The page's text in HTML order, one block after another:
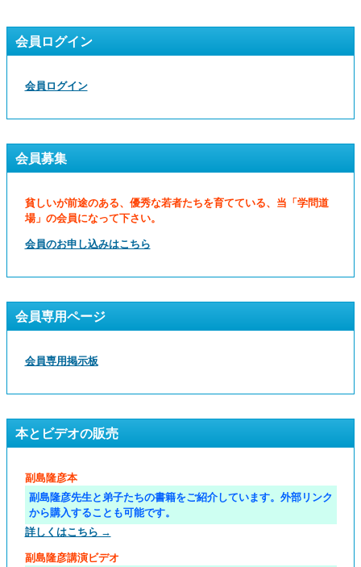
会員ログイン
会員ログイン
会員募集
貧しいが前途のある、優秀な若者たちを育てている、当「学問道
場」の会員になって下さい。
会員のお申し込みはこちら
会員専用ページ
会員専用掲示板
本とビデオの販売
副島隆彦本
副島隆彦先生と弟子たちの書籍をご紹介しています。外部リンク
から購入することも可能です。
詳しくはこちら →
副島隆彦講演ビデオ